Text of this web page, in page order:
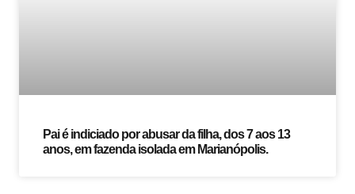
Pai é indiciado por abusar da filha, dos 7 aos 13
anos, em fazenda isolada em Marianópolis.